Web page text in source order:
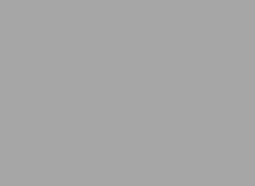
로션 + 못난이 감자 맑은 선크림+ 비타민